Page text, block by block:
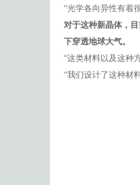
“光学各向异性有着
对于这种新晶体，
下穿透地球大气。
“这类材料以及这种
“我们设计了这种材